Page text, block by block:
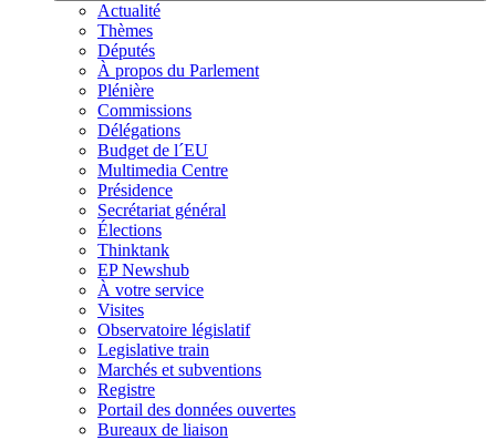
Actualité
Thèmes
Députés
À propos du Parlement
Plénière
Commissions
Délégations
Budget de l´EU
Multimedia Centre
Présidence
Secrétariat général
Élections
Thinktank
EP Newshub
À votre service
Visites
Observatoire législatif
Legislative train
Marchés et subventions
Registre
Portail des données ouvertes
Bureaux de liaison